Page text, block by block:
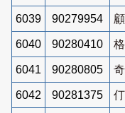
6039 90279954
6040 90280410
6041 90280805
6042 90281375